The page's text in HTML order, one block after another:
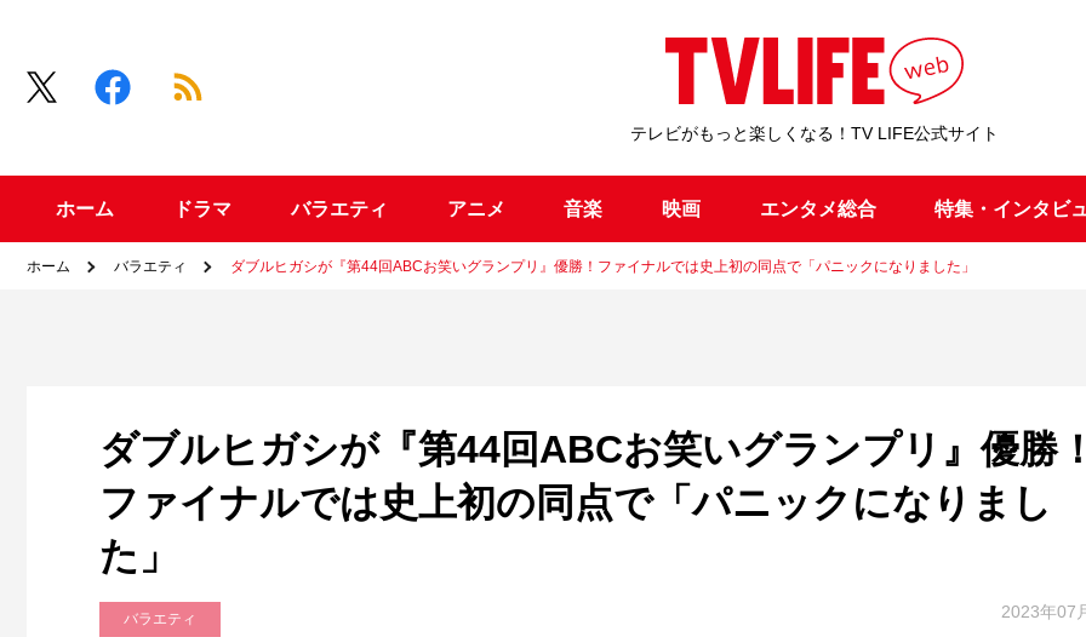
テレビがもっと楽しくなる！TV LIFE公式サイト
ホーム ドラマ バラエティ アニメ 音楽 映画 エンタメ総合 特集・インタビ
ホーム バラエティ ダブルヒガシが『第44回ABCお笑いグランプリ』優勝！ファイナルでは史上初の同点で「パニックになりました」
ダブルヒガシが『第44回ABCお笑いグランプリ』優勝
ファイナルでは史上初の同点で「パニックになりまし
た」
バラエティ 2023年07